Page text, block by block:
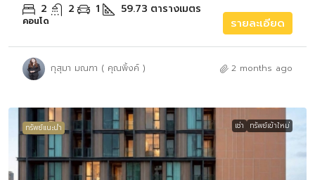
2 2 1 59.73 ตารางเมตร
คอนโด รายละเอียด
กุสุมา มณฑา ( คุณพิ้งค์ ) 2 months ago
ทรัพย์แนะนำ เช่า ทรัพย์เข้าใหม่